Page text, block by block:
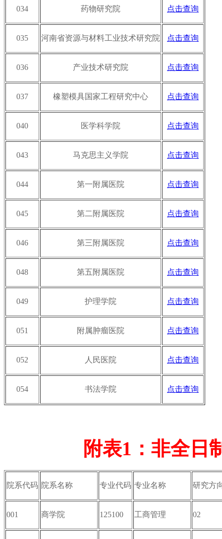
034 药物研究院 点击查询
035 河南省资源与材料工业技术研究院 点击查询
036 产业技术研究院 点击查询
037 橡塑模具国家工程研究中心 点击查询
040 医学科学院 点击查询
043 马克思主义学院 点击查询
044 第一附属医院 点击查询
045 第二附属医院 点击查询
046 第三附属医院 点击查询
048 第五附属医院 点击查询
049 护理学院 点击查询
051 附属肿瘤医院 点击查询
052 人民医院 点击查询
054 书法学院 点击查询
附表1：非全日
院系代码 院系名称 专业代码 专业名称 研究方
001 商学院 125100 工商管理 02